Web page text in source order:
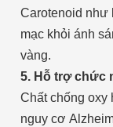
Carotenoid như
mạc khỏi ánh
vàng.
5. Hỗ trợ chức
Chất chống oxy
nguy cơ